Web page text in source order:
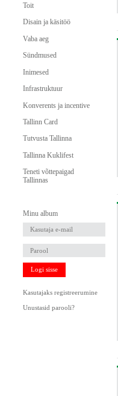
Toit
Disain ja käsitöö
Vaba aeg
Sündmused
Inimesed
Infrastruktuur
Konverents ja incentive
Tallinn Card
Tutvusta Tallinna
Tallinna Kuklifest
Teneti võttepaigad
Tallinnas
Minu album
Logi sisse
Kasutajaks registreerumine
Unustasid parooli?